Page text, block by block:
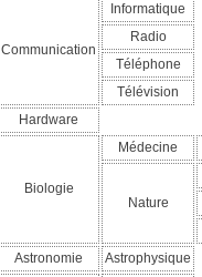
Communication
Informatique
Radio
Téléphone
Télévision
Hardware
Biologie
Médecine
Nature
Astronomie
Astrophysique